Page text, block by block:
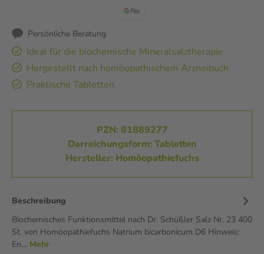
Persönliche Beratung
Ideal für die biochemische Mineralsalztherapie
Hergestellt nach homöopathischem Arzneibuch
Praktische Tabletten
PZN: 81889277
Darreichungsform: Tabletten
Hersteller: Homöopathiefuchs
Beschreibung
Biochemisches Funktionsmittel nach Dr. Schüßler Salz Nr. 23 400
St. von Homöopathiefuchs Natrium bicarbonicum D6 Hinweis:
En… Mehr